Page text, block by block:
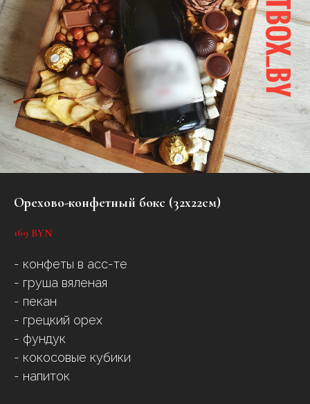
Орехово-конфетный бокс (32х22см)
169 BYN
- конфеты в асс-те
- груша вяленая
- пекан
- грецкий орех
- фундук
- кокосовые кубики
- напиток